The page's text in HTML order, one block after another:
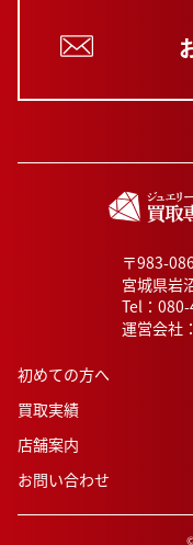
〒983-
宮城県岩
Tel：
運営会社
初めての方へ
買取実績
店舗案内
お問い合わせ